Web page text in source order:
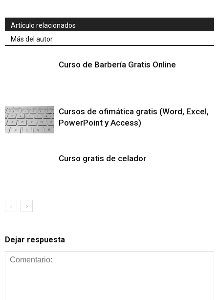
Artículo relacionados
Más del autor
Curso de Barbería Gratis Online
Cursos de ofimática gratis (Word, Excel,
PowerPoint y Access)
Curso gratis de celador
Dejar respuesta